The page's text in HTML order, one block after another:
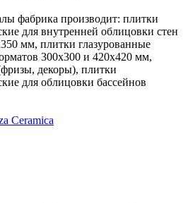
фабрика производит: плитки
для внутренней облицовки стен
мм, плитки глазурованные
300х300 и 420х420 мм,
декоры), плитки
для облицовки бассейнов
Ceramica